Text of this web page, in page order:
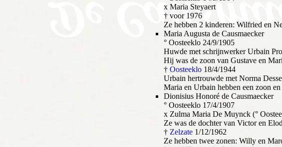
x Maria Steyaert
† voor 1976
Ze hebben 2 kinderen: Wilfried en
Maria Augusta de Causmaecker
° Oosteeklo 24/9/1905
Huwde met schrijnwerker Urbain
Hij was de zoon van Gustave en
† Oosteeklo 18/4/1944
Urbain hertrouwde met Norma
Maria en Urbain hebben een zoon en
Dionisius Honoré de Causmaecker
° Oosteeklo 17/4/1907
x Zulma Maria De Muynck (°
Ze was de dochter van Victor en
† Zelzate 1/12/1962
Ze hebben twee zonen: Willy en